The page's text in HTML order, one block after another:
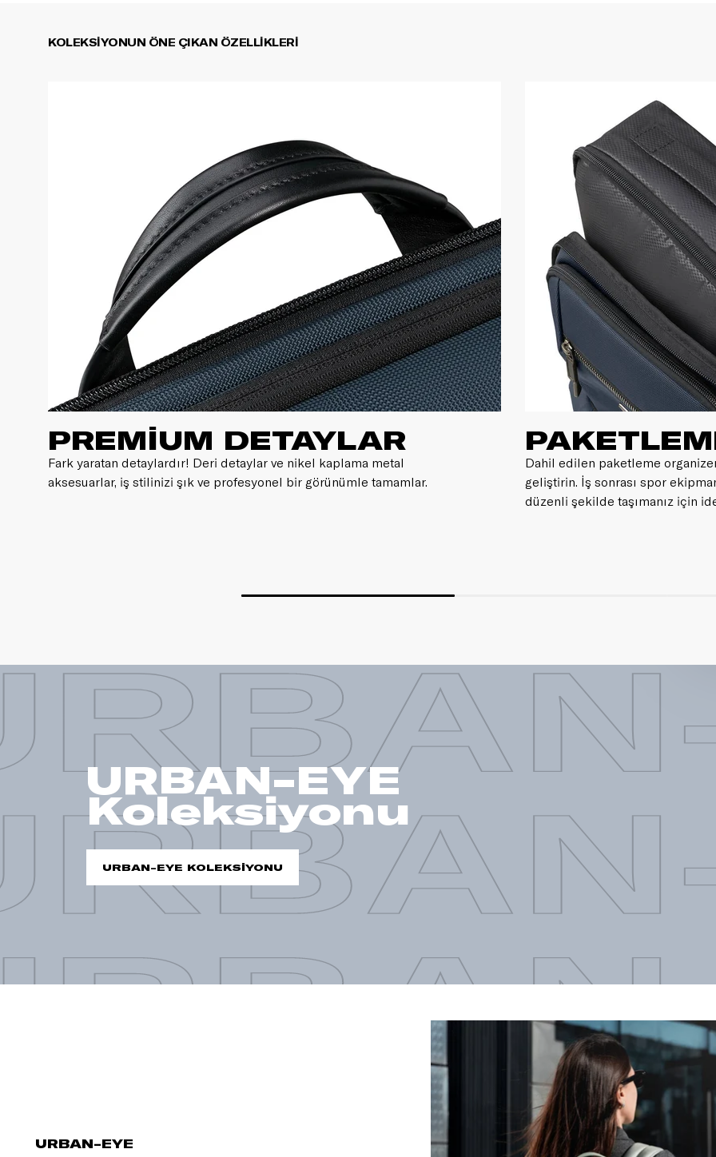
KOLEKSİYONUN ÖNE ÇIKAN ÖZELLİKLERİ
PREMİUM DETAYLAR
Fark yaratan detaylardır! Deri detaylar ve nikel kaplama metal
aksesuarlar, iş stilinizi şık ve profesyonel bir görünümle tamamlar.
Dahil edilen paketleme
geliştirin. İş sonrası spor
düzenli şekilde taşımanız için
URBAN-EYE
Koleksiyonu
URBAN-EYE KOLEKSİYONU
URBAN-EYE